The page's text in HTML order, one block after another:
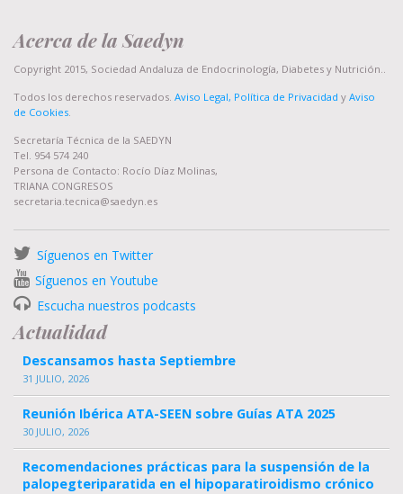
Acerca de la Saedyn
Copyright 2015, Sociedad Andaluza de Endocrinología, Diabetes y Nutrición..
Todos los derechos reservados. Aviso Legal, Política de Privacidad y Aviso
de Cookies
Secretaría Técnica de la SAEDYN
Tel. 954 574 240
Persona de Contacto: Rocío Díaz Molinas,
TRIANA CONGRESOS
secretaria.tecnica@saedyn.es
Síguenos en Twitter
Síguenos en Youtube
Escucha nuestros podcasts
Actualidad
Descansamos hasta Septiembre
31 JULIO, 2026
Reunión Ibérica ATA-SEEN sobre Guías ATA 2025
30 JULIO, 2026
Recomendaciones prácticas para la suspensión de la
palopegteriparatida en el hipoparatiroidismo crónico